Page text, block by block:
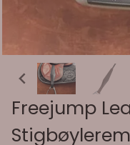
Freejump
Stigbøylerem